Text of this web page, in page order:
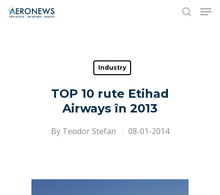
Hit enter to search or ESC to close
Industry
TOP 10 rute Etihad
Airways în 2013
By Teodor Stefan 08-01-2014